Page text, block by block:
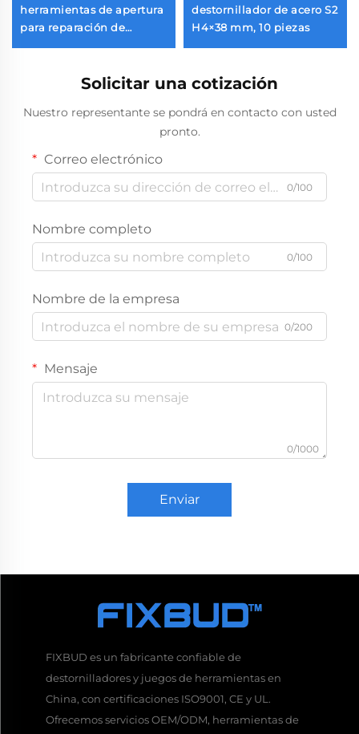
herramientas de apertura
para reparación de
destornillador de acero S2
H4×38 mm, 10 piezas
Solicitar una cotización
Nuestro representante se pondrá en contacto con usted
pronto.
Correo electrónico
0/100
Nombre completo
0/100
Nombre de la empresa
0/200
Mensaje
0/1000
Enviar
FIXBUD es un fabricante confiable de
destornilladores y juegos de herramientas en
China, con certificaciones ISO9001, CE y UL.
Ofrecemos servicios OEM/ODM, herramientas de